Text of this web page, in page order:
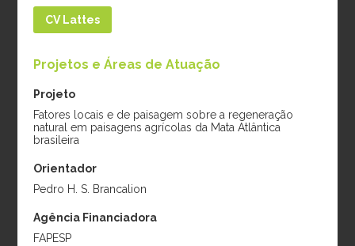
CV Lattes
Projetos e Áreas de Atuação
Projeto
Fatores locais e de paisagem sobre a regeneração
natural em paisagens agrícolas da Mata Atlântica
brasileira
Orientador
Pedro H. S. Brancalion
Agência Financiadora
FAPESP
Doutorado